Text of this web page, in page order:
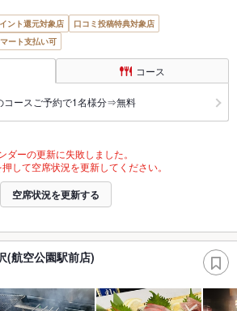
ント還元対象店
口コミ投稿特典対象店
ート支払い可
コース
ースご予約で1名様分⇒無料
ダーの更新に失敗しました。
して空席状況を更新してください。
空席状況を更新する
航空公園駅前店)